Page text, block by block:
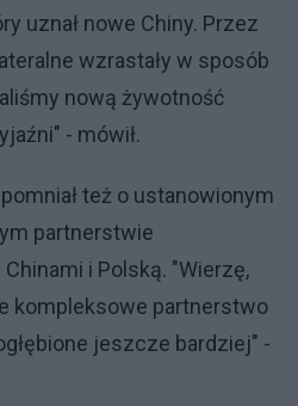
uznał nowe Chiny. Przez
wzrastały w sposób
nową żywotność
- mówił.
też o ustanowionym
partnerstwie
i Polską. "Wierzę,
kompleksowe partnerstwo
jeszcze bardziej" -